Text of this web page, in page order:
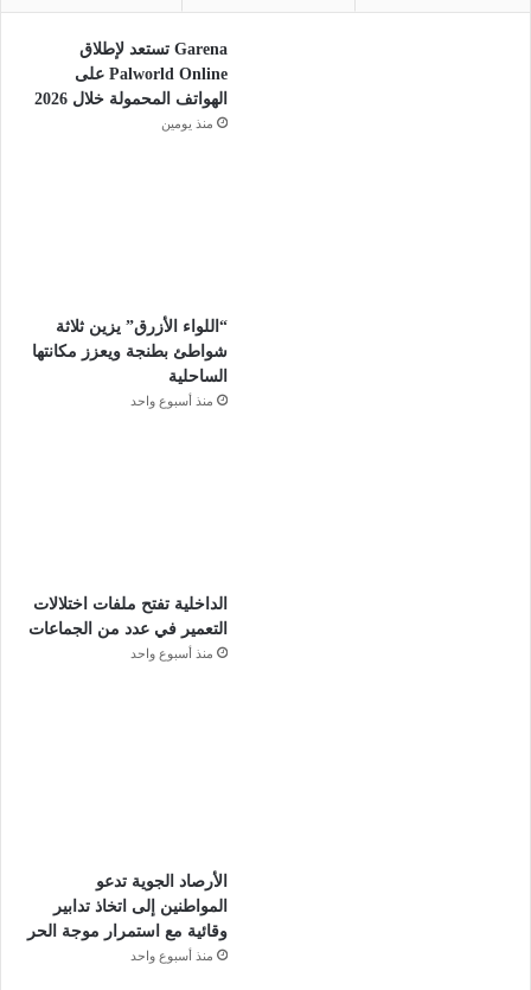
Garena تستعد لإطلاق
Palworld Online على
الهواتف المحمولة خلال 2026
منذ يومين
“اللواء الأزرق” يزين ثلاثة
شواطئ بطنجة ويعزز مكانتها
الساحلية
منذ أسبوع واحد
الداخلية تفتح ملفات اختلالات
التعمير في عدد من الجماعات
منذ أسبوع واحد
الأرصاد الجوية تدعو
المواطنين إلى اتخاذ تدابير
وقائية مع استمرار موجة الحر
منذ أسبوع واحد